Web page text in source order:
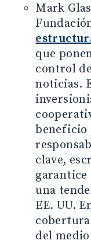
Mark
que
control
noticias.
beneficio
clave,
garantice
una
EE. UU.
del